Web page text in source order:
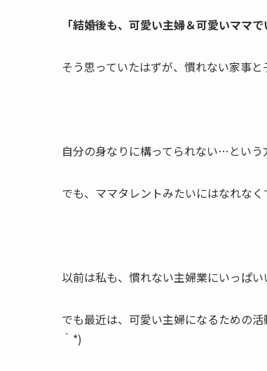
「結婚後も、可愛い主婦＆可愛いママで
そう思っていたはずが、慣れない家事
自分の身なりに構ってられない…という
でも、ママタレントみたいにはなれなく
以前は私も、慣れない主婦業にいっぱ
でも最近は、可愛い主婦になるための活
｀*)